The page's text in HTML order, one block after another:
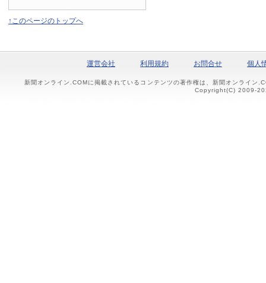
↑このページのトップへ
運営会社 利用規約 お問合せ 個人
新聞オンライン.COMに掲載されているコンテンツの著作権は、新聞オンライン
Copyright(C) 2009-